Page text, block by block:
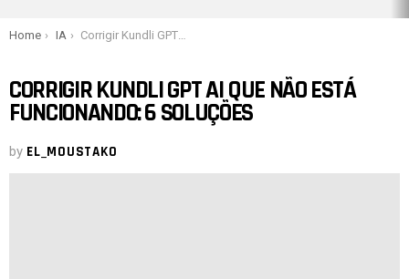
You are here:
Home IA Corrigir Kundli GPT AI que não está funcionando: 6 soluções
CORRIGIR KUNDLI GPT AI QUE NÃO ESTÁ
FUNCIONANDO: 6 SOLUÇÕES
by EL_MOUSTAKO